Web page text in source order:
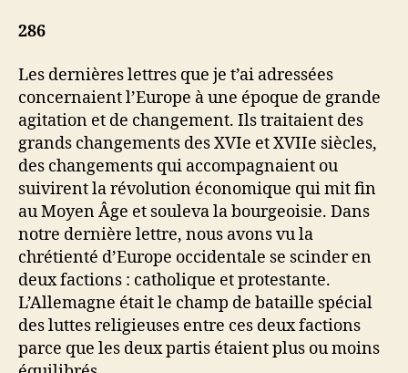
286
Les dernières lettres que je t’ai adressées
concernaient l’Europe à une époque de grande
agitation et de changement. Ils traitaient des
grands changements des XVIe et XVIIe siècles,
des changements qui accompagnaient ou
suivirent la révolution économique qui mit fin
au Moyen Âge et souleva la bourgeoisie. Dans
notre dernière lettre, nous avons vu la
chrétienté d’Europe occidentale se scinder en
deux factions : catholique et protestante.
L’Allemagne était le champ de bataille spécial
des luttes religieuses entre ces deux factions
parce que les deux partis étaient plus ou moins